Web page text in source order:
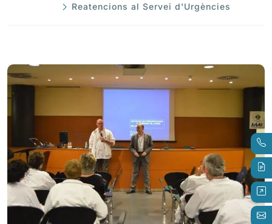
Reatencions al Servei d'Urgències